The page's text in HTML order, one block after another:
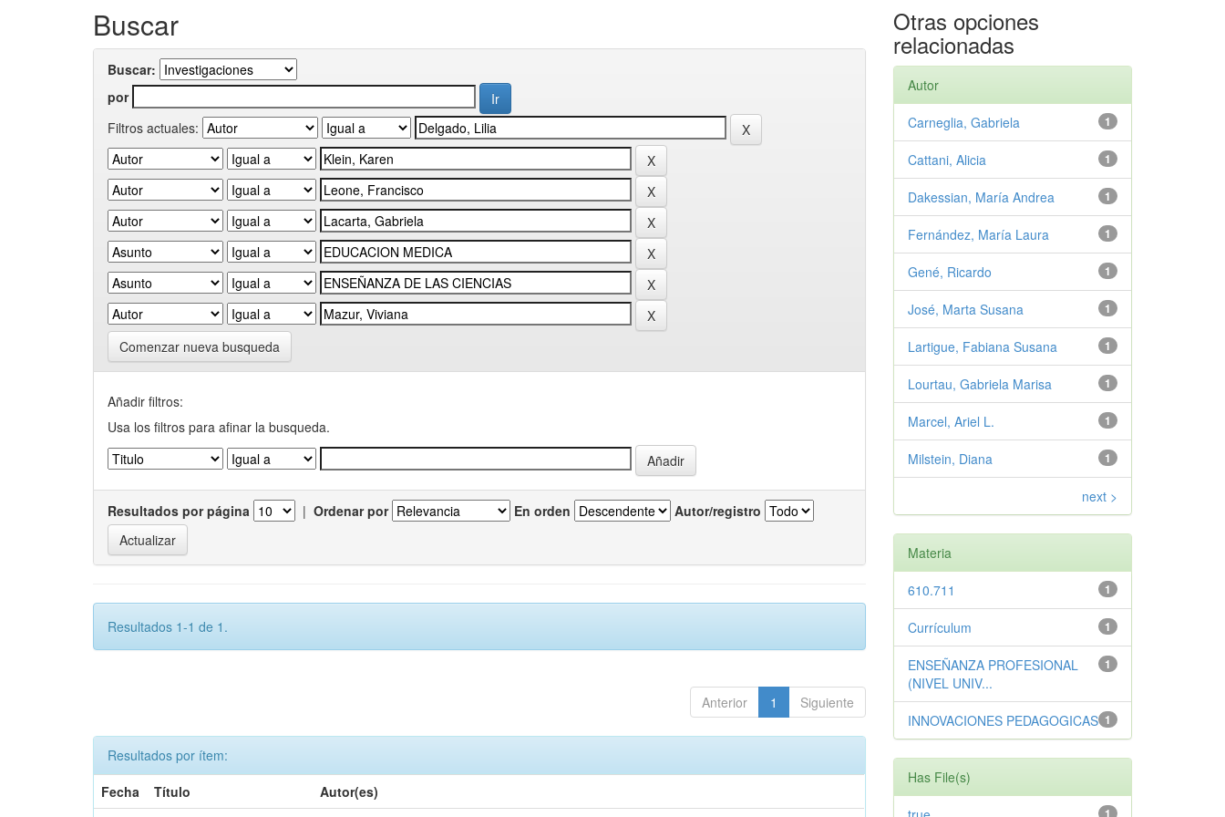
Buscar
Buscar:
por
Filtros actuales:
Comenzar nueva busqueda
Añadir filtros:
Usa los filtros para afinar la busqueda.
Resultados por página | Ordenar por En orden Autor/registro
Resultados 1-1 de 1.
Anterior 1 Siguiente
Resultados por ítem:
Fecha
Título
Autor(es)
Otras opciones
relacionadas
Autor
1
Carneglia, Gabriela
1
Cattani, Alicia
1
Dakessian, María Andrea
1
Fernández, María Laura
1
Gené, Ricardo
1
José, Marta Susana
1
Lartigue, Fabiana Susana
1
Lourtau, Gabriela Marisa
1
Marcel, Ariel L.
1
Milstein, Diana
next >
Materia
1
610.711
1
Currículum
1
ENSEÑANZA PROFESIONAL
(NIVEL UNIV...
1
INNOVACIONES PEDAGOGICAS
Has File(s)
1